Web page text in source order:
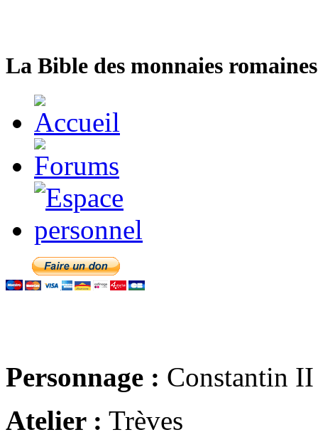
La Bible des monnaies
Personnage : Constantin II
Atelier : Trèves